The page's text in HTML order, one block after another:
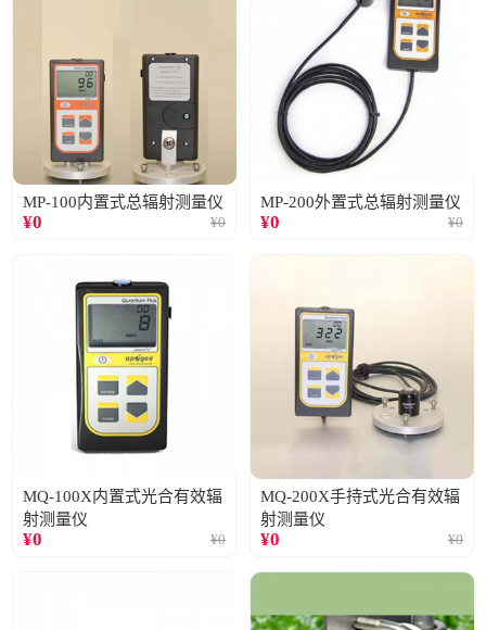
MP-100内置式总辐射测量仪
¥0 ¥0
MP-200外置式总辐射测量仪
¥0 ¥0
MQ-100X内置式光合有效辐
射测量仪
¥0 ¥0
MQ-200X手持式光合有效辐
射测量仪
¥0 ¥0